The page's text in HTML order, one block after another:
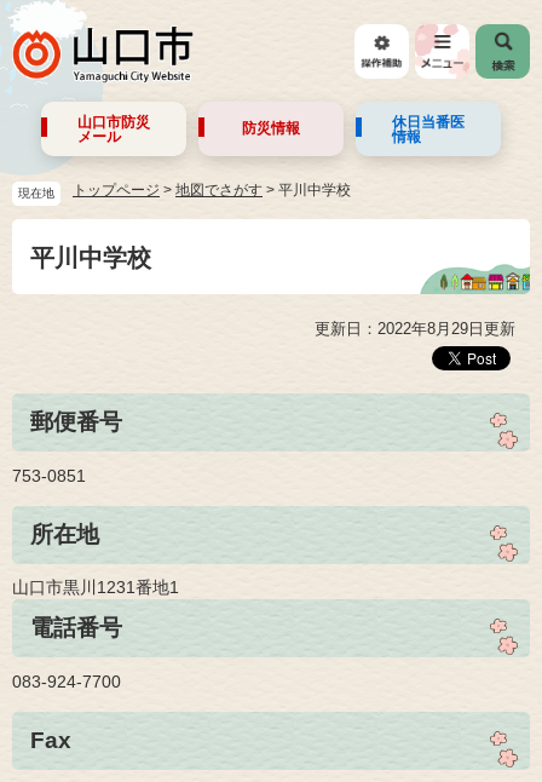
山口市防災
メール
防災情報
休日当番医
情報
現在地 トップページ > 地図でさがす > 平川中学校
平川中学校
更新日：2022年8月29日更新
郵便番号
753-0851
所在地
山口市黒川1231番地1
電話番号
083-924-7700
Fax